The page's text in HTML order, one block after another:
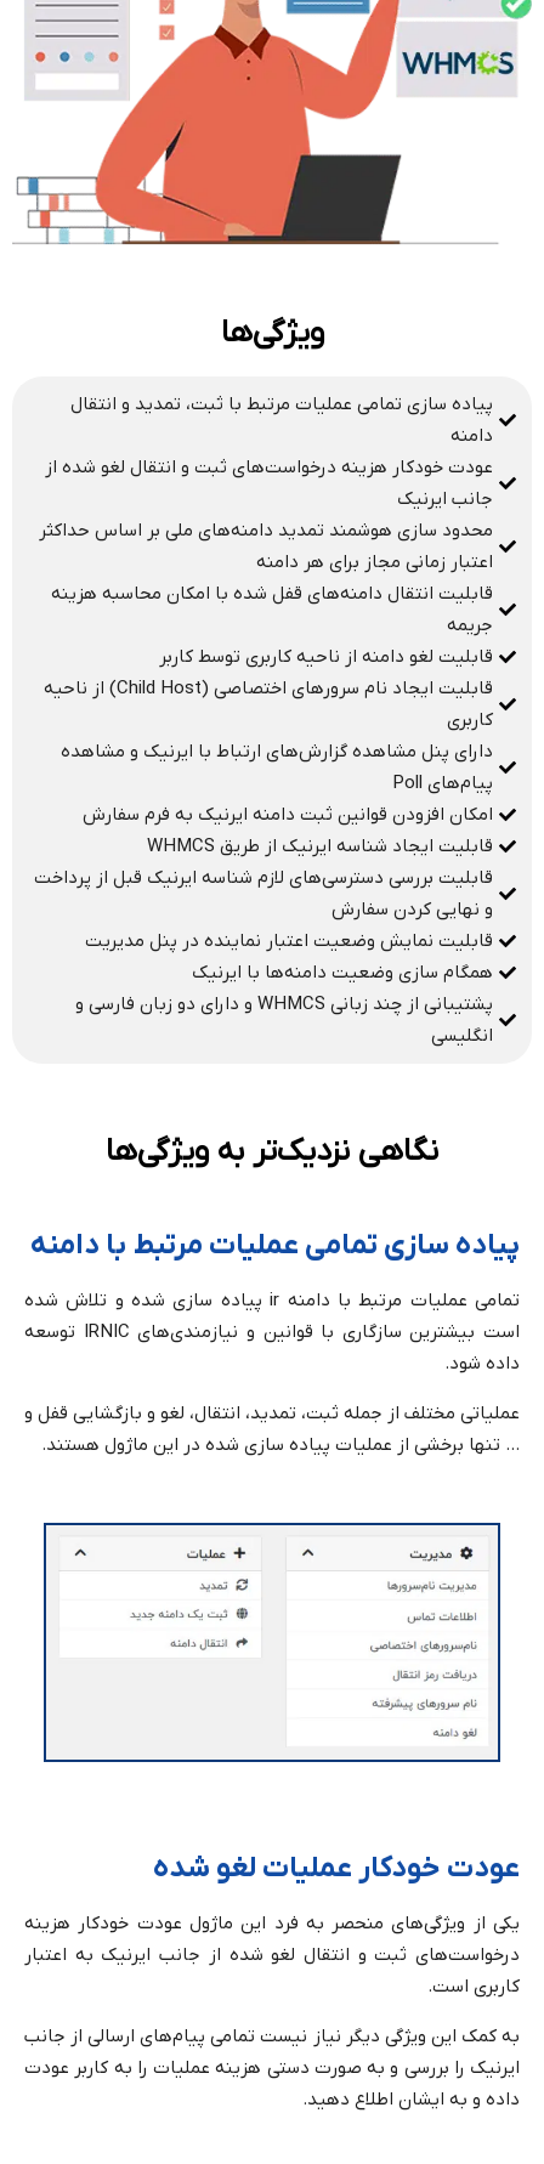
ویژگی‌ها
پیاده سازی تمامی عملیات مرتبط با ثبت، تمدید و انتقال
دامنه
عودت خودکار هزینه درخواست‌های ثبت و انتقال لغو شده از
جانب ایرنیک
محدود سازی هوشمند تمدید دامنه‌های ملی بر اساس حداکثر
اعتبار زمانی مجاز برای هر دامنه
قابلیت انتقال دامنه‌های قفل شده با امکان محاسبه هزینه
جریمه
قابلیت لغو دامنه از ناحیه کاربری توسط کاربر
قابلیت ایجاد نام سرورهای اختصاصی (Child Host) از ناحیه
کاربری
دارای پنل مشاهده گزارش‌های ارتباط با ایرنیک و مشاهده
پیام‌های Poll
امکان افزودن قوانین ثبت دامنه ایرنیک به فرم سفارش
قابلیت ایجاد شناسه ایرنیک از طریق WHMCS
قابلیت بررسی دسترسی‌های لازم شناسه ایرنیک قبل از پرداخت
و نهایی کردن سفارش
قابلیت نمایش وضعیت اعتبار نماینده در پنل مدیریت
همگام سازی وضعیت دامنه‌ها با ایرنیک
پشتیبانی از چند زبانی WHMCS و دارای دو زبان فارسی و
انگلیسی
نگاهی نزدیک‌تر به ویژگی‌ها
پیاده سازی تمامی عملیات مرتبط با دامنه
تمامی عملیات مرتبط با دامنه ir پیاده سازی شده و تلاش شده
است بیشترین سازگاری با قوانین و نیازمندی‌های IRNIC توسعه
داده شود.
عملیاتی مختلف از جمله ثبت، تمدید، انتقال، لغو و بازگشایی قفل و
… تنها برخشی از عملیات پیاده سازی شده در این ماژول هستند.
عودت خودکار عملیات لغو شده
یکی از ویژگی‌های منحصر به فرد این ماژول عودت خودکار هزینه
درخواست‌های ثبت و انتقال لغو شده از جانب ایرنیک به اعتبار
کاربری است.
به کمک این ویژگی دیگر نیاز نیست تمامی پیام‌های ارسالی از جانب
ایرنیک را بررسی و به صورت دستی هزینه عملیات را به کاربر عودت
داده و به ایشان اطلاع دهید.